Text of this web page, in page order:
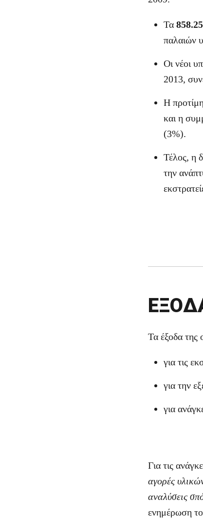
Τα
παλαιών
Οι νέοι
2013,
Η
και η
(3%).
Τέλος, η
την
Τα έξοδα της
για τις
για την
για
Για τις
αγορές
αναλύσεις
ενημέρωση